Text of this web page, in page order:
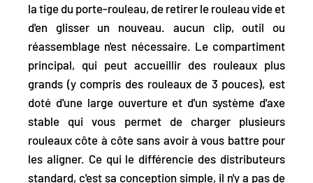
la tige du porte-rouleau, de retirer le rouleau vide et
d'en glisser un nouveau. aucun clip, outil ou
réassemblage n'est nécessaire. Le compartiment
principal, qui peut accueillir des rouleaux plus
grands (y compris des rouleaux de 3 pouces), est
doté d'une large ouverture et d'un système d'axe
stable qui vous permet de charger plusieurs
rouleaux côte à côte sans avoir à vous battre pour
les aligner. Ce qui le différencie des distributeurs
standard, c'est sa conception simple, il n'y a pas de